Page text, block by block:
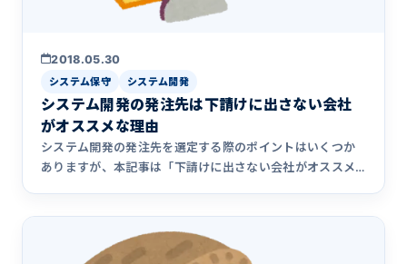
2018.05.30
システム保守 システム開発
システム開発の発注先は下請けに出さない会社
がオススメな理由
システム開発の発注先を選定する際のポイントはいくつか
ありますが、本記事は「下請けに出さない会社がオススメ